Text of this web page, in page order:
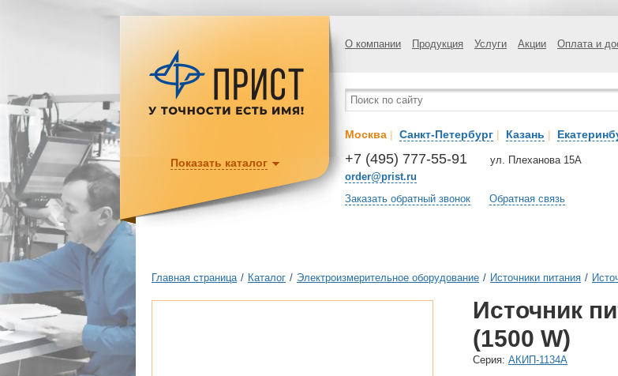
О компании Продукция Услуги Акции Оплата и
Москва | Санкт-Петербург | Казань |
+7 (495) 777-55-91
order@prist.ru
ул. Плеханова 15А
Заказать обратный звонок Обратная связь
Показать каталог
Главная страница / Каталог / Электроизмерительное оборудование / Источники питания /
Источник
(1500 W)
Cерия: АКИП-1134А